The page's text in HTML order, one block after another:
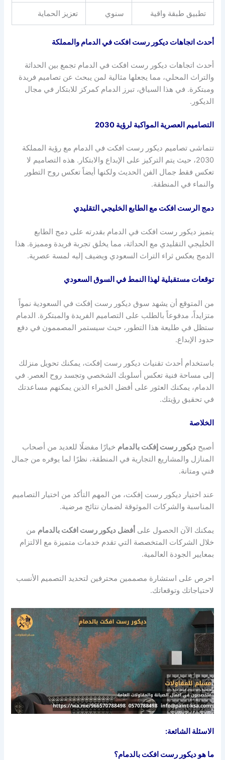
تطبيق طبقة واقية سنوي تعزيز الحماية
أحدث اتجاهات ديكور رست افكت في الدمام والمملكة
أحدث اتجاهات ديكور رست افكت في الدمام تجمع بين الحداثة
والتراث المحلي، مما يجعلها مثالية لمن يبحث عن تصاميم فريدة
ومبتكرة. في هذا السياق، تبرز الدمام كمركز للابتكار في مجال
الديكور.
التصاميم العصرية المواكبة لرؤية 2030
تتماشى تصاميم ديكور رست افكت في الدمام مع رؤية المملكة
2030، حيث يتم التركيز على الإبداع والابتكار. هذه التصاميم لا
تعكس فقط جمال الفن الحديث ولكنها أيضاً تعكس روح التطور
والنماء في المنطقة.
دمج الرست افكت مع الطابع الخليجي التقليدي
يتميز ديكور رست افكت في الدمام بقدرته على دمج الطابع
الخليجي التقليدي مع الحداثة، مما يخلق تجربة فريدة ومميزة. هذا
الدمج يعكس ثراء التراث السعودي ويضيف إليه لمسة عصرية.
توقعات مستقبلية لهذا النمط في السوق السعودي
من المتوقع أن يشهد سوق ديكور رست إفكت في السعودية نمواً
متزايداً، مدفوعاً بالطلب على التصاميم الفريدة والمبتكرة. الدمام
ستظل في طليعة هذا التطور، حيث سيستمر المصممون في دفع
حدود الإبداع.
باستخدام أحدث تقنيات ديكور رست إفكت، يمكنك تحويل منزلك
إلى مساحة فنية تعكس أسلوبك الشخصي وتجسد روح العصر. في
الدمام، يمكنك العثور على أفضل الخبراء الذين يمكنهم مساعدتك
في تحقيق رؤيتك.
الخلاصة
أصبحديكور رست إفكت بالدمام خيارًا مفضلًا للعديد من أصحاب
المنازل والمشاريع التجارية في المنطقة، نظرًا لما يوفره من جمال
فني ومتانة.
عند اختيار ديكور رست إفكت، من المهم التأكد من اختيار التصاميم
المناسبة والشركات الموثوقة لضمان نتائج مرضية.
يمكنك الآن الحصول على أفضل ديكور رست افكت بالدمام من
خلال الشركات المتخصصة التي تقدم خدمات متميزة مع الالتزام
بمعايير الجودة العالمية.
احرص على استشارة مصممين محترفين لتحديد التصميم الأنسب
لاحتياجاتك وتوقعاتك.
الاسئلة الشائعة:
ما هو ديكور رست افكت بالدمام؟